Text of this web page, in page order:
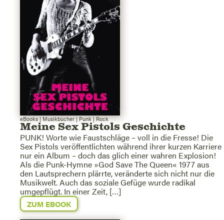
eBooks|Musikbücher|Punk|Rock
Meine Sex Pistols Geschichte
PUNK! Worte wie Faustschläge – voll in die Fresse! Die
Sex Pistols veröffentlichten während ihrer kurzen Karriere
nur ein Album – doch das glich einer wahren Explosion!
Als die Punk-Hymne »God Save The Queen« 1977 aus
den Lautsprechern plärrte, veränderte sich nicht nur die
Musikwelt. Auch das soziale Gefüge wurde radikal
umgepflügt. In einer Zeit, […]
ZUM EBOOK